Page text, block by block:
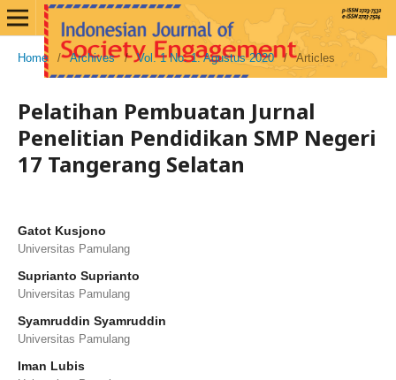
Home / Archives / Vol. 1 No. 1: Agustus 2020 / Articles
Pelatihan Pembuatan Jurnal
Penelitian Pendidikan SMP Negeri
17 Tangerang Selatan
Gatot Kusjono
Universitas Pamulang
Suprianto Suprianto
Universitas Pamulang
Syamruddin Syamruddin
Universitas Pamulang
Iman Lubis